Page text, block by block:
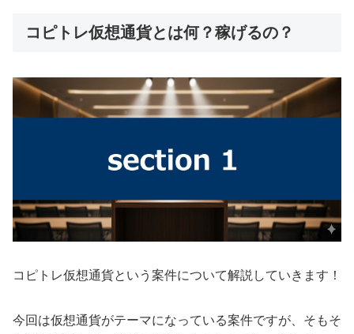
コピトレ仮想通貨とは何？稼げるの？
コピトレ仮想通貨という案件について解説していきます！
今回は仮想通貨がテーマになっている案件ですが、そもそ